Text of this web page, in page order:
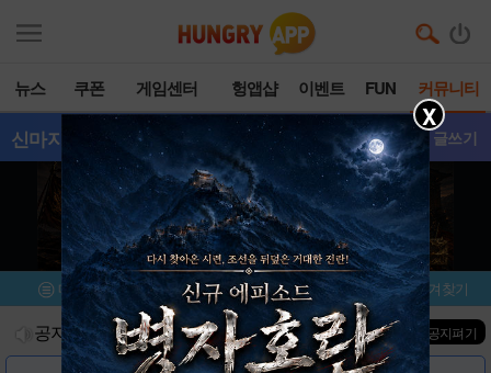
뉴스 쿠폰 게임센터 헝앱샵 이벤트 FUN 커뮤니티
신마지도 - 갤러리 글쓰기
메뉴 이벤트/미션 설치/평가 즐겨찾기
공지사항 진행중인 이벤트0건 ▼ 공지펴기
X